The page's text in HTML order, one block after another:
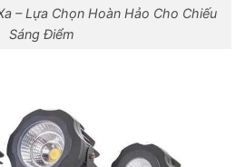
– Lựa Chọn Hoàn Hảo Cho Chiếu
Sáng Điểm